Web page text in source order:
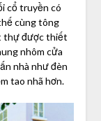
cổ truyền có
cùng tông
thự được thiết
nhôm cửa
nhà như đèn
tao nhã hơn.